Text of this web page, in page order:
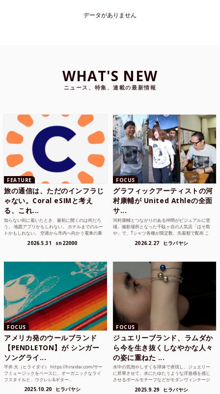
データがありません
WHAT'S NEW
ニュース、特集、連載の最新情報
FEATURE
旅の通信は、ただのインフラじ
ゃない。Coral eSIMと考え
る、これ...
知らない街に着いたとき、最初に開くのは何だろ
う。 地図アプリかもしれない。 ホテルまでのルー
トかもしれない。 空港から市内へ向かう電車の乗
2026.5.31 sn22000
FOCUS
グラフィックアーティストの河
村康輔が United Athleの全面
サ...
河村康輔とつながりのある仲間がビジュアルに登
場。撮影場所となった千駄ヶ谷の人気店「ほそ島
や」で、Tシャツ各種が限定数、先着順で配布 こ
2026.2.27 ヒラバヤシ
FOCUS
アメリカ発のウールブランド
【PENDLETON】が シンガー
ソングライ...
平井 大（ヒライダイ） https://hiraidai.com/サー
フミュージックをベースに、オーガニックなライ
フスタイルと、ウクレレ&ギター...
2025.10.20 ヒラバヤシ
FOCUS
ジュエリーブランド、ラムダか
ら今を生き抜くしなやかな人々
の姿に重ねた ...
水中の気泡やしずくを球体で表現し、ジュエリー
に昇華させて、水にたゆたうような浮遊感を感じ
させるボールモチーフなどがモダンヴィンテージ
2025.9.29 ヒラバヤシ